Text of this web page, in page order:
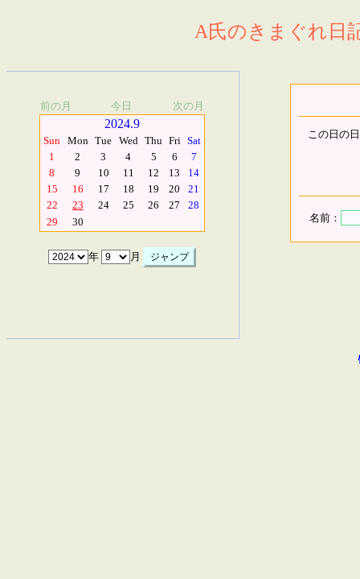
A氏のきまぐれ日
前の月 今日 次の月
2024.9
Sun Mon Tue Wed Thu Fri Sat
1
2 3 4 5 6
7
8
9 10 11 12 13
14
15
16 17 18 19 20
21
22
23 24 25 26 27
28
29
30
年 月
この日の
名前：